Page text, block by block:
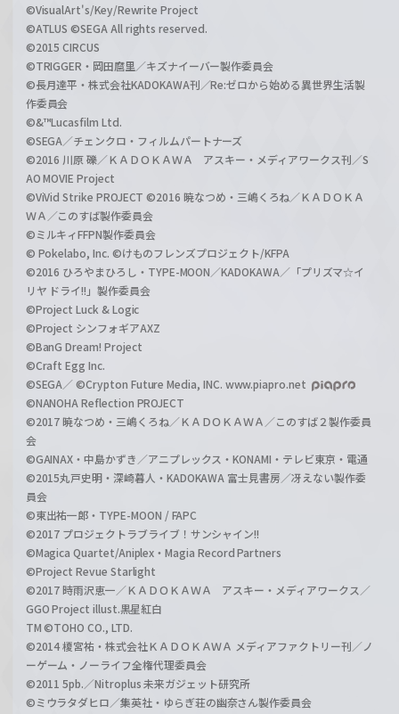
©VisualArt's/Key/Rewrite Project
©ATLUS ©SEGA All rights reserved.
©2015 CIRCUS
©TRIGGER・岡田麿里／キズナイーバー製作委員会
©長月達平・株式会社KADOKAWA刊／Re:ゼロから始める異世界生活製
作委員会
©&™Lucasfilm Ltd.
©SEGA／チェンクロ・フィルムパートナーズ
©2016 川原 礫／ＫＡＤＯＫＡＷＡ アスキー・メディアワークス刊／S
AO MOVIE Project
©ViVid Strike PROJECT ©2016 暁なつめ・三嶋くろね／ＫＡＤＯＫＡ
ＷＡ／このすば製作委員会
©ミルキィFFPN製作委員会
© Pokelabo, Inc. ©けものフレンズプロジェクト/KFPA
©2016 ひろやまひろし・TYPE-MOON／KADOKAWA／「プリズマ☆イ
リヤ ドライ!!」製作委員会
©Project Luck & Logic
©Project シンフォギアAXZ
©BanG Dream! Project
©Craft Egg Inc.
©SEGA／ ©Crypton Future Media, INC. www.piapro.net
©NANOHA Reflection PROJECT
©2017 暁なつめ・三嶋くろね／ＫＡＤＯＫＡＷＡ／このすば２製作委員
会
©GAINAX・中島かずき／アニプレックス・KONAMI・テレビ東京・電通
©2015丸戸史明・深崎暮人・KADOKAWA 富士見書房／冴えない製作委
員会
©東出祐一郎・TYPE-MOON / FAPC
©2017 プロジェクトラブライブ！サンシャイン!!
©Magica Quartet/Aniplex・Magia Record Partners
©Project Revue Starlight
©2017 時雨沢恵一／ＫＡＤＯＫＡＷＡ アスキー・メディアワークス／
GGO Project illust.黒星紅白
TM ©TOHO CO., LTD.
©2014 榎宮祐・株式会社ＫＡＤＯＫＡＷＡ メディアファクトリー刊／ノ
ーゲーム・ノーライフ全権代理委員会
©2011 5pb.／Nitroplus 未来ガジェット研究所
©ミウラタダヒロ／集英社・ゆらぎ荘の幽奈さん製作委員会